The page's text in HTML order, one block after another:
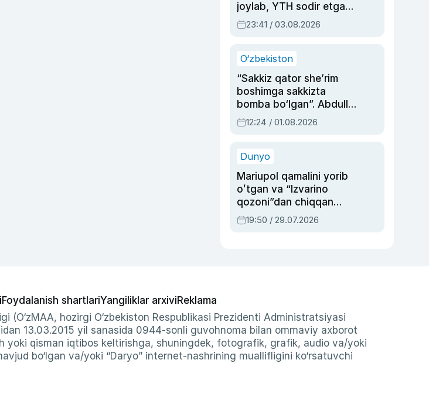
joylab, YTH sodir etgan
ayolga sud hukmi o‘qildi
23:41 / 03.08.2026
O‘zbekiston
“Sakkiz qator she’rim
boshimga sakkizta
bomba bo‘lgan”. Abdulla
Oripovni siyosiy
ayblovlardan asrab
12:24 / 01.08.2026
Dunyo
Mariupol qamalini yorib
oʻtgan va “Izvarino
qozoni”dan chiqqan
qahramon — Ukraina
armiyasi bosh
19:50 / 29.07.2026
Foydalanish shartlariYangiliklar arxiviReklama
hozirgi O‘zbekiston Respublikasi Prezidenti Administratsiyasi
13.03.2015 yil sanasida 0944-sonli guvohnoma bilan ommaviy axborot
yoki qisman iqtibos keltirishga, shuningdek, fotografik, grafik, audio va/yoki
bo‘lgan va/yoki “Daryo” internet-nashrining muallifligini ko‘rsatuvchi